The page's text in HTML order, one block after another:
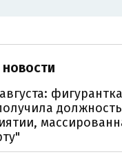
НОВОСТИ